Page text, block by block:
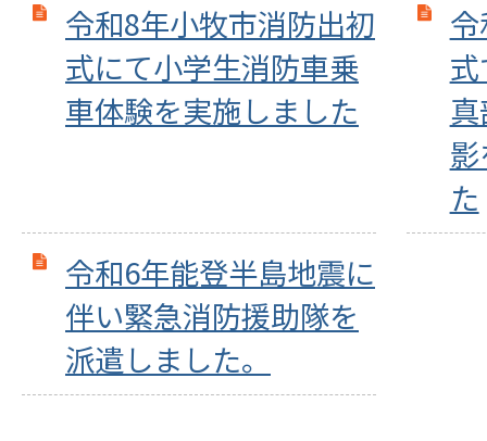
令和8年小牧市消防出初
式にて小学生消防車乗
車体験を実施しました
た
令和6年能登半島地震に
伴い緊急消防援助隊を
派遣しました。